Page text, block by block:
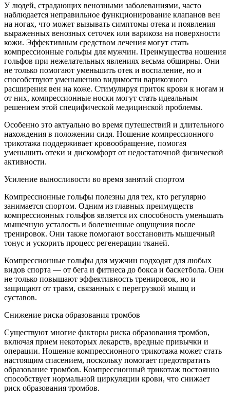
У людей, страдающих венозными заболеваниями, часто
наблюдается неправильное функционирование клапанов вен
на ногах, что может вызывать симптомы отека и появления
выраженных венозных сеточек или варикоза на поверхности
кожи. Эффективным средством лечения могут стать
компрессионные гольфы для мужчин. Преимущества ношения
гольфов при нежелательных явлениях весьма обширны. Они
не только помогают уменьшить отек и воспаление, но и
способствуют уменьшению видимости варикозного
расширения вен на коже. Стимулируя приток крови к ногам и
от них, компрессионные носки могут стать идеальным
решением этой специфической медицинской проблемы.
Особенно это актуально во время путешествий и длительного
нахождения в положении сидя. Ношение компрессионного
трикотажа поддерживает кровообращение, помогая
уменьшить отеки и дискомфорт от недостаточной физической
активности.
Усиление выносливости во время занятий спортом
Компрессионные гольфы полезны для тех, кто регулярно
занимается спортом. Одним из главных преимуществ
компрессионных гольфов является их способность уменьшать
мышечную усталость и болезненные ощущения после
тренировок. Они также помогают восстановить мышечный
тонус и ускорить процесс регенерации тканей.
Компрессионные гольфы для мужчин подходят для любых
видов спорта — от бега и фитнеса до бокса и баскетбола. Они
не только повышают эффективность тренировок, но и
защищают от травм, связанных с перегрузкой мышц и
суставов.
Снижение риска образования тромбов
Существуют многие факторы риска образования тромбов,
включая прием некоторых лекарств, вредные привычки и
операции. Ношение компрессионного трикотажа может стать
настоящим спасением, поскольку помогает предотвратить
образование тромбов. Компрессионный трикотаж постоянно
способствует нормальной циркуляции крови, что снижает
риск образования тромбов.